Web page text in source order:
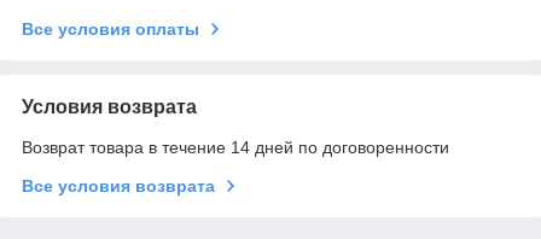
Все условия оплаты
Условия возврата
Возврат товара в течение 14 дней по договоренности
Все условия возврата